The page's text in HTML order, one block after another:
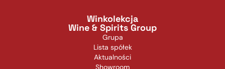
Winkolekcja
Wine & Spirits Group
Grupa
Lista spółek
Aktualności
Showroom